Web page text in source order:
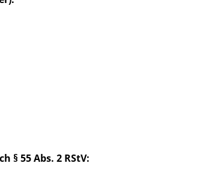
§ 55 Abs. 2 RStV: